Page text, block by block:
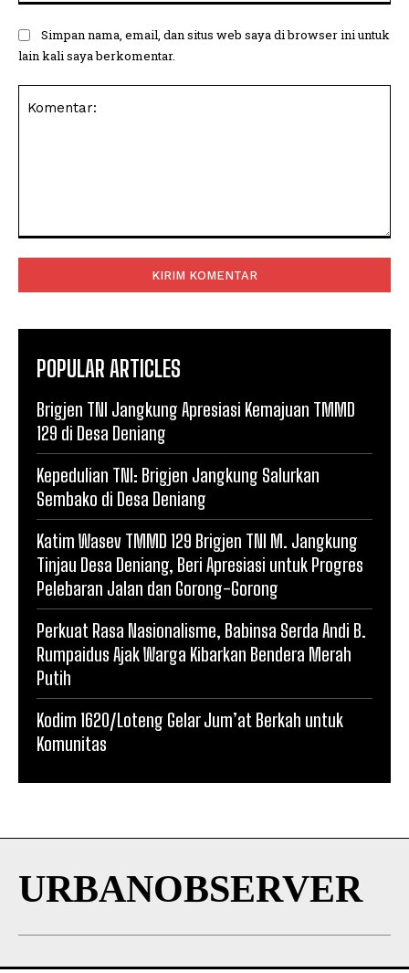
Simpan nama, email, dan situs web saya di browser ini untuk
lain kali saya berkomentar.
POPULAR ARTICLES
Brigjen TNI Jangkung Apresiasi Kemajuan TMMD
129 di Desa Deniang
Kepedulian TNI: Brigjen Jangkung Salurkan
Sembako di Desa Deniang
Katim Wasev TMMD 129 Brigjen TNI M. Jangkung
Tinjau Desa Deniang, Beri Apresiasi untuk Progres
Pelebaran Jalan dan Gorong-Gorong
Perkuat Rasa Nasionalisme, Babinsa Serda Andi B.
Rumpaidus Ajak Warga Kibarkan Bendera Merah
Putih
Kodim 1620/Loteng Gelar Jum’at Berkah untuk
Komunitas
URBANOBSERVER